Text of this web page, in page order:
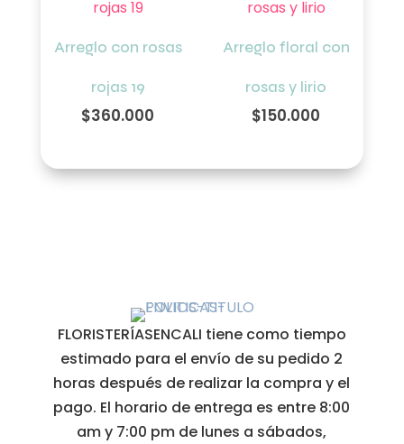
Arreglo con rosas
rojas 19
$360.000
Arreglo floral con
rosas y lirio
$150.000
FLORISTERÍASENCALI tiene como tiempo
estimado para el envío de su pedido 2
horas después de realizar la compra y el
pago. El horario de entrega es entre 8:00
am y 7:00 pm de lunes a sábados,